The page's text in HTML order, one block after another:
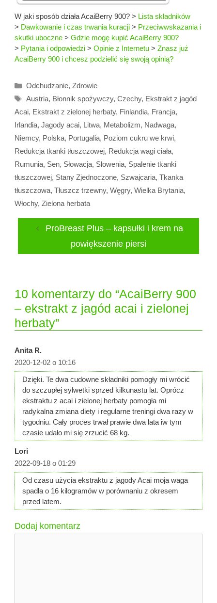
W jaki sposób działa AcaiBerry 900? > Lista składników
> Dawkowanie i czas trwania kuracji > Przeciwwskazania i
skutki uboczne > Gdzie mogę kupić AcaiBerry 900?
> Pytania i odpowiedzi > Opinie z Internetu > Znasz już
AcaiBerry 900 i chcesz podzielić się swoją opinią?
Kategorie
Odchudzanie, Zdrowie
Tagi
Austria, Błonnik spożywczy, Czechy, Ekstrakt z jagód
Acai, Ekstrakt z zielonej herbaty, Finlandia, Francja,
Irlandia, Jagody acai, Litwa, Metabolizm, Nadwaga,
Niemcy, Polska, Portugalia, Poziom cukru we krwi,
Redukcja tkanki tłuszczowej, Redukcja wagi ciała,
Rumunia, Sen, Słowacja, Słowenia, Spalenie tkanki
tłuszczowej, Stany Zjednoczone, Szwajcaria, Tkanka
tłuszczowa, Tłuszcz trzewny, Węgry, Wielka Brytania,
Włochy, Zielona herbata
ProBreast Plus – kapsułki i krem na
powiększenie piersi
10 komentarzy do “AcaiBerry 900
– ekstrakt z jagód acai i zielonej
herbaty”
Anita R.
2020-12-02 o 10:16
Dzięki. Te dwa cudowne składniki pomogły mi wrócić
do szczupłej sylwetki sprzed kilkunastu lat. Oprócz
ekstraktu z acai i zielonej herbaty pomogła mi
radykalna zmiana diety i regularne treningi dwa razy w
tygodniu. Cały proces trwał prawie dwa lata iw tym
czasie udało mi się zrzucić 68 kg.
Lori
2022-09-18 o 01:29
Od czasu użycia ekstraktu z jagody Acai moja waga
spadła o 16 kilogramów w porównaniu z okresem
przed latem.
Dodaj komentarz